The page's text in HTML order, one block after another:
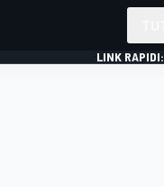
LINK RAPIDI: